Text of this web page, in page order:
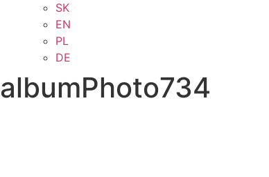
SK
EN
PL
DE
albumPhoto734